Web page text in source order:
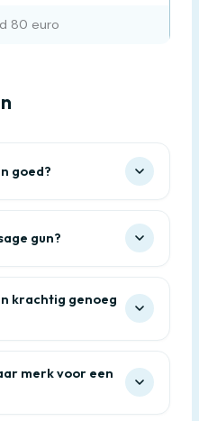
80 euro
goed?
gun?
krachtig genoeg
merk voor een